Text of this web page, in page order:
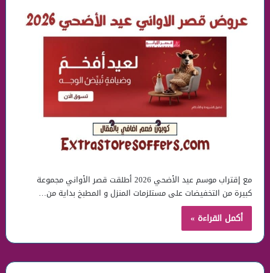
مع إقتراب موسم عيد الأضحي 2026 أطلقت قصر الأواني مجموعة
كبيرة من التخفيضات على مستلزمات المنزل و المطبخ بداية من…
أكمل القراءة »